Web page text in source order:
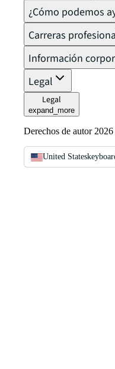
¿Cómo podemos
Carreras
Información
Legal
Legal
expand_more
Derechos de autor
United States